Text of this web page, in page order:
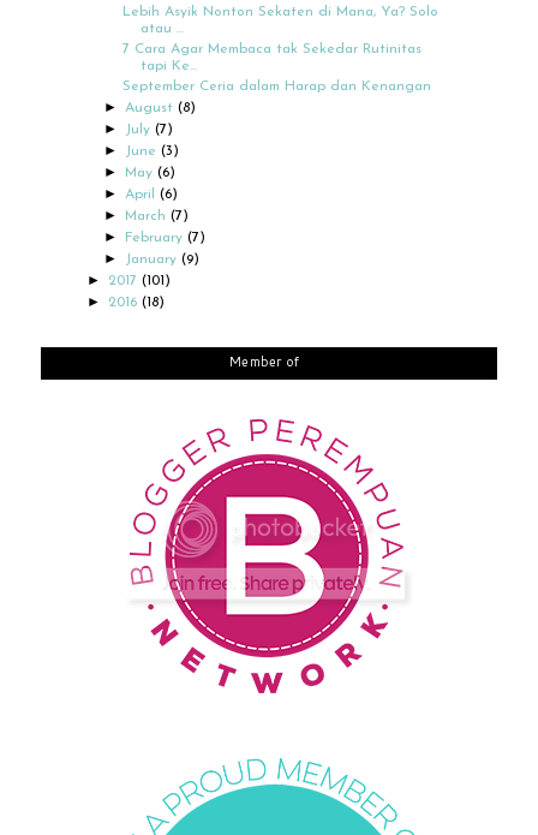
Lebih Asyik Nonton Sekaten di Mana, Ya? Solo
atau ...
7 Cara Agar Membaca tak Sekedar Rutinitas
tapi Ke...
September Ceria dalam Harap dan Kenangan
►August(8)
► July(7)
► June(3)
► May(6)
►April(6)
► March(7)
► February(7)
► January(9)
► 2017 (101)
► 2016 (18)
Member of